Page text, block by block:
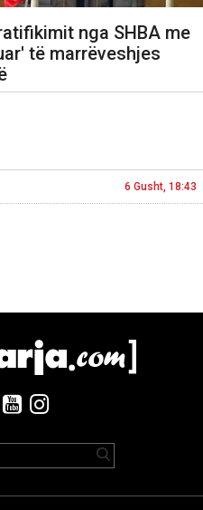
nga SHBA me
të marrëveshjes
6 Gusht, 18:43